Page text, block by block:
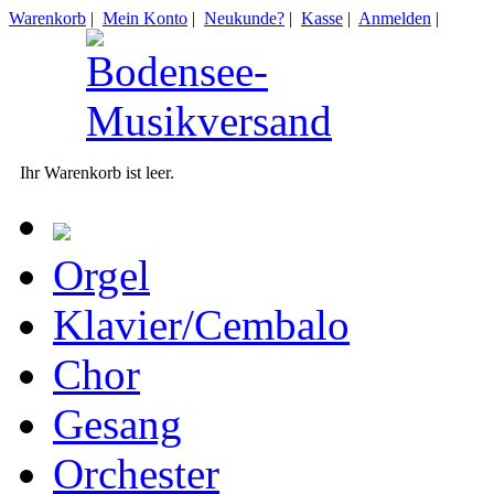
Warenkorb | Mein Konto | Neukunde? | Kasse | Anmelden |
Ihr Warenkorb ist leer.
Orgel
Klavier/Cembalo
Chor
Gesang
Orchester